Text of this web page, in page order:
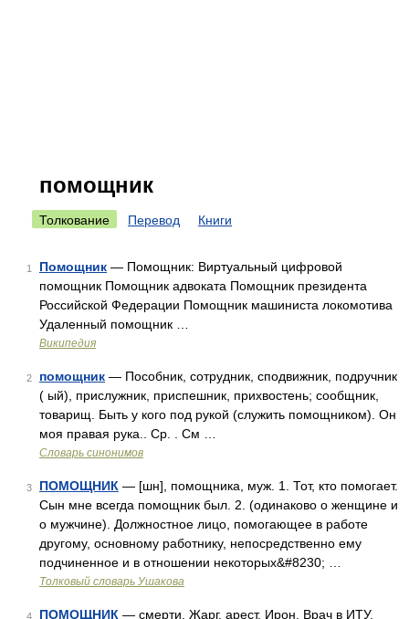
помощник
Толкование Перевод Книги
1 Помощник — Помощник: Виртуальный цифровой
помощник Помощник адвоката Помощник президента
Российской Федерации Помощник машиниста локомотива
Удаленный помощник …
Википедия
2 помощник — Пособник, сотрудник, сподвижник, подручник
( ый), прислужник, приспешник, прихвостень; сообщник,
товарищ. Быть у кого под рукой (служить помощником). Он
моя правая рука.. Ср. . См …
Словарь синонимов
3 ПОМОЩНИК — [шн], помощника, муж. 1. Тот, кто помогает.
Сын мне всегда помощник был. 2. (одинаково о женщине и
о мужчине). Должностное лицо, помогающее в работе
другому, основному работнику, непосредственно ему
подчиненное и в отношении некоторых&#8230; …
Толковый словарь Ушакова
4 ПОМОЩНИК — смерти. Жарг. арест. Ирон. Врач в ИТУ.